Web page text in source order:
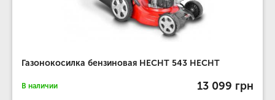
Газонокосилка бензиновая HECHT 543 HECHT
В наличии 13 099 грн